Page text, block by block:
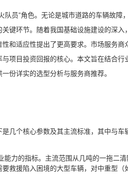
员”角色。无论是城市道路的车辆故障
键环节。随着我国基础设施建设的深入
和适应性提出了更高要求。市场服务商
项目投资回报的核心。本文旨在结合行
份详实的选型分析与服务商推荐。
几个核心参数及其主流标准，其中与车
力的指标。主流范围从几吨的一拖二
救援陷入困境的大型车辆，对中重型